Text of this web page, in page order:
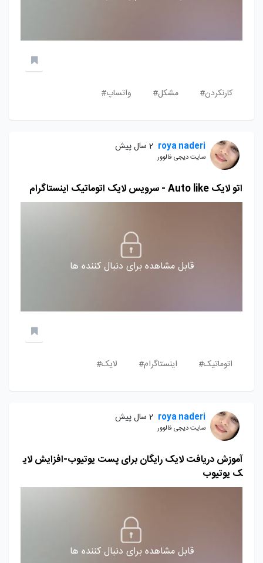
کارنکردن# مشکل# واتساپ#
roya naderi 2 سال پیش
سایت دیجی فالوور
اتو لایک Auto like - سرویس لایک اتوماتیک اینستاگرام
قابل مشاهده برای دنبال کننده ها
اتوماتیک# اینستاگرام# لایک#
roya naderi 2 سال پیش
سایت دیجی فالوور
آموزش دریافت لایک رایگان برای پست یوتیوب-افزایش لای
ک یوتیوب
قابل مشاهده برای دنبال کننده ها